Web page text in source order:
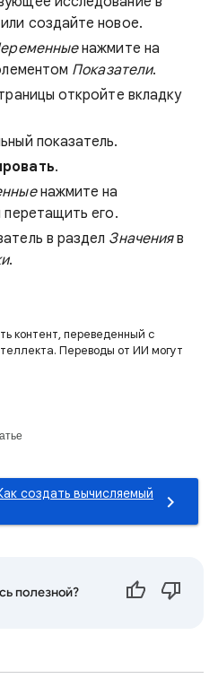
создайте новое.
нажмите на
Показатели.
откройте вкладку
показатель.
.
нажмите на
перетащить его.
в раздел Значенияв
.
контент, переведенный с
Переводы от ИИ могут
создать вычисляемый
полезной?